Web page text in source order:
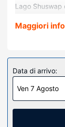
Lago Shuswap
Jannink
Soggiorna in
di TV LED. Il
con il mondo,
per
dispone di
firmati e
scrivanie e
Maggiori
Data di arrivo:
Ven 7 Agosto